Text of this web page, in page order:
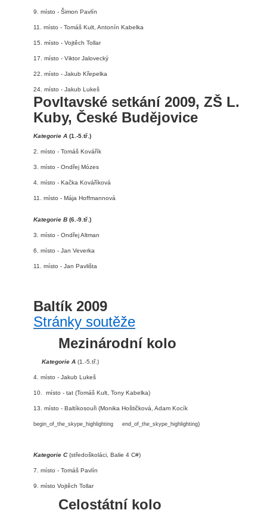
9. místo - Šimon Pavlín
11. místo - Tomáš Kult, Antonín Kabelka
15. místo - Vojtěch Tollar
17. místo - Viktor Jalovecký
22. místo - Jakub Křepelka
24. místo - Jakub Lukeš
Povltavské setkání 2009, ZŠ L.
Kuby, České Budějovice
Kategorie A (1.-5.tř.)
2. místo - Tomáš Kovářík
3. místo - Ondřej Mózes
4. místo - Kačka Kováříková
11. místo - Mája Hoffmannová
Kategorie B (6.-9.tř.)
3. místo - Ondřej Altman
6. místo - Jan Veverka
11. místo - Jan Pavlišta
Baltík 2009
Stránky soutěže
Mezinárodní kolo
Kategorie A (1.-5.tř.)
4. místo - Jakub Lukeš
10. místo - tat (Tomáš Kult, Tony Kabelka)
13. místo - Baltíkosouři (Monika Hoštičková, Adam Kocík
begin_of_the_skype_highlighting end_of_the_skype_highlighting)
Kategorie C(středoškoláci, Balie 4 C#)
7. místo - Tomáš Pavlín
9. místo Vojtěch Tollar
Celostátní kolo